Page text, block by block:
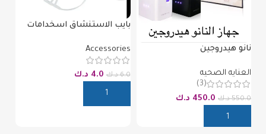
نانو هيدروجين
العنايه الصحيه
(3)
550.0 د.ك 450.0 د.ك
بايب الاستنشاق اسخدامات
Accessories
6.0 د.ك 4.0 د.ك